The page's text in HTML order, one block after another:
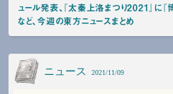
ュール発表、『太秦上洛まつり2021』に
など、今週の東方ニュースまとめ
ニュース 2021/11/09